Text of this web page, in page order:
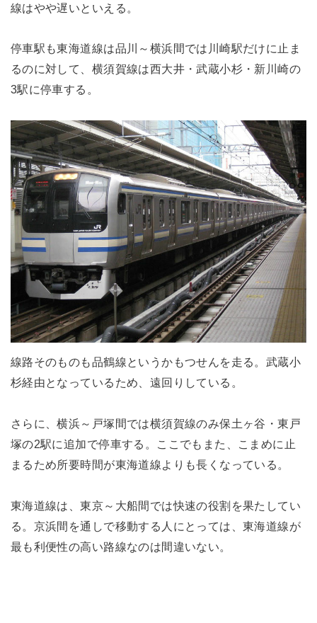
線はやや遅いといえる。
停車駅も東海道線は品川～横浜間では川崎駅だけに止ま
るのに対して、横須賀線は西大井・武蔵小杉・新川崎の
3駅に停車する。
線路そのものも品鶴線というかもつせんを走る。武蔵小
杉経由となっているため、遠回りしている。
さらに、横浜～戸塚間では横須賀線のみ保土ヶ谷・東戸
塚の2駅に追加で停車する。ここでもまた、こまめに止
まるため所要時間が東海道線よりも長くなっている。
東海道線は、東京～大船間では快速の役割を果たしてい
る。京浜間を通しで移動する人にとっては、東海道線が
最も利便性の高い路線なのは間違いない。